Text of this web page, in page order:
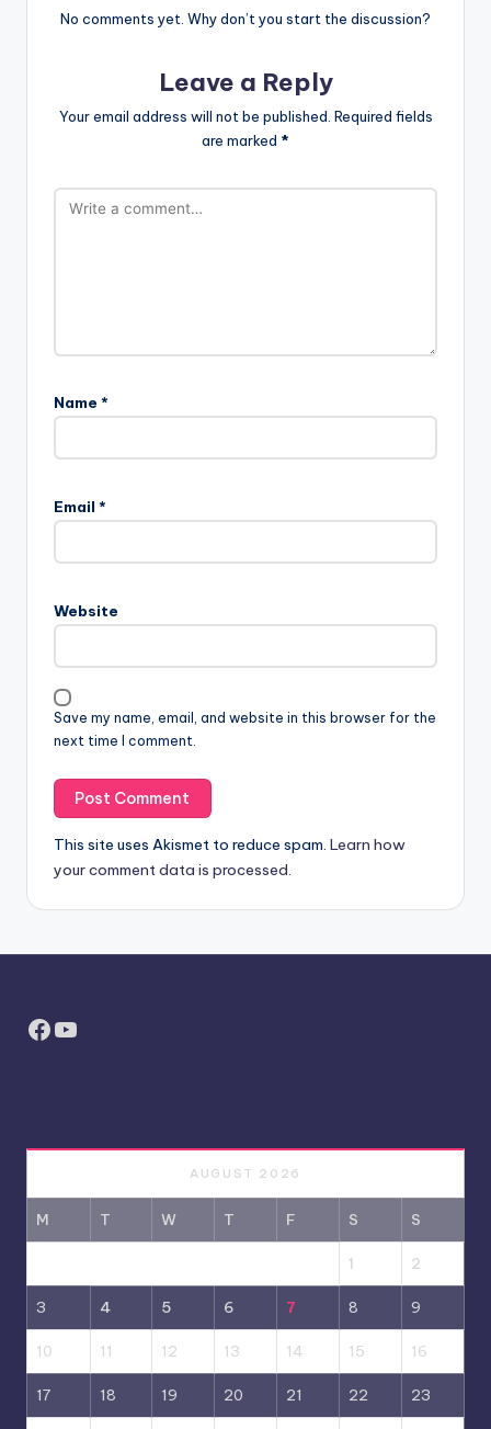
No comments yet. Why don’t you start the discussion?
Leave a Reply
Your email address will not be published. Required fields
are marked *
Name *
Email *
Website
Save my name, email, and website in this browser for the
next time I comment.
This site uses Akismet to reduce spam. Learn how
your comment data is processed.
Facebook
YouTube
AUGUST 2026
M T W T F S S
1 2
3 4 5 6 7 8 9
10 11 12 13 14 15 16
17 18 19 20 21 22 23